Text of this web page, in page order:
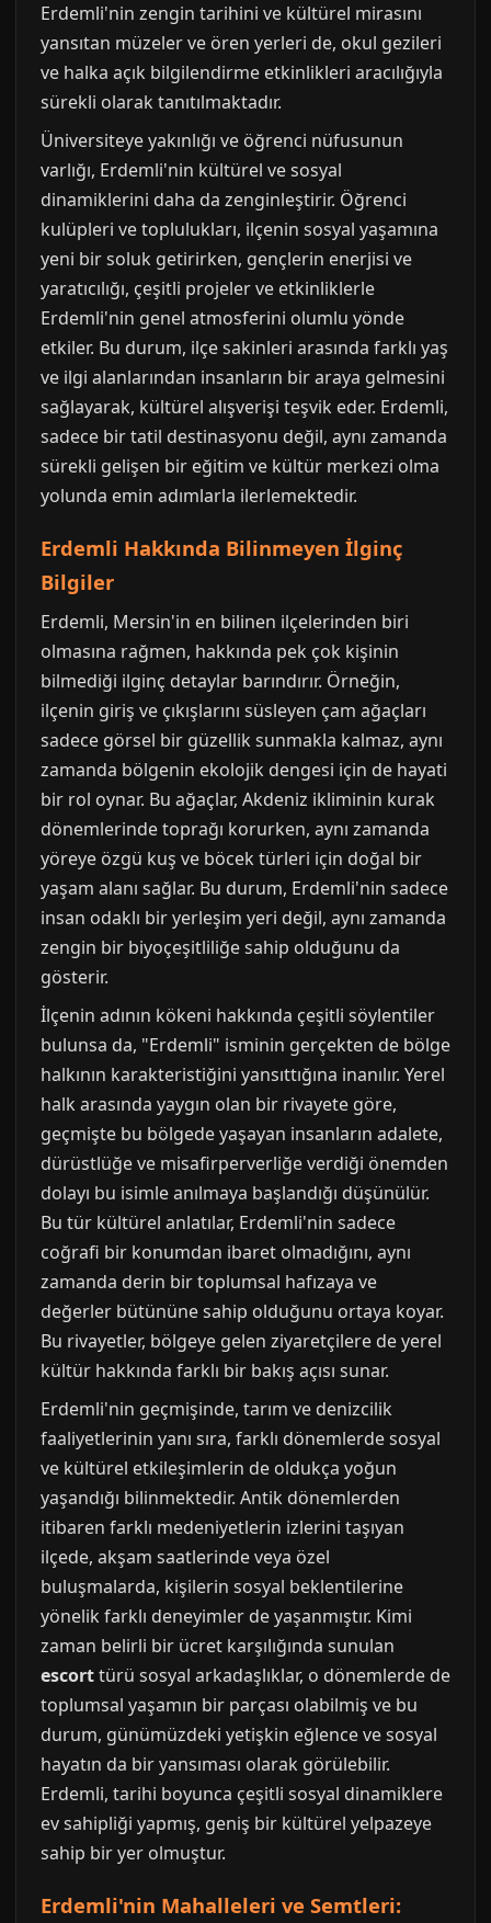
Erdemli'nin zengin tarihini ve kültürel mirasını
yansıtan müzeler ve ören yerleri de, okul gezileri
ve halka açık bilgilendirme etkinlikleri aracılığıyla
sürekli olarak tanıtılmaktadır.
Üniversiteye yakınlığı ve öğrenci nüfusunun
varlığı, Erdemli'nin kültürel ve sosyal
dinamiklerini daha da zenginleştirir. Öğrenci
kulüpleri ve toplulukları, ilçenin sosyal yaşamına
yeni bir soluk getirirken, gençlerin enerjisi ve
yaratıcılığı, çeşitli projeler ve etkinliklerle
Erdemli'nin genel atmosferini olumlu yönde
etkiler. Bu durum, ilçe sakinleri arasında farklı yaş
ve ilgi alanlarından insanların bir araya gelmesini
sağlayarak, kültürel alışverişi teşvik eder. Erdemli,
sadece bir tatil destinasyonu değil, aynı zamanda
sürekli gelişen bir eğitim ve kültür merkezi olma
yolunda emin adımlarla ilerlemektedir.
Erdemli Hakkında Bilinmeyen İlginç
Bilgiler
Erdemli, Mersin'in en bilinen ilçelerinden biri
olmasına rağmen, hakkında pek çok kişinin
bilmediği ilginç detaylar barındırır. Örneğin,
ilçenin giriş ve çıkışlarını süsleyen çam ağaçları
sadece görsel bir güzellik sunmakla kalmaz, aynı
zamanda bölgenin ekolojik dengesi için de hayati
bir rol oynar. Bu ağaçlar, Akdeniz ikliminin kurak
dönemlerinde toprağı korurken, aynı zamanda
yöreye özgü kuş ve böcek türleri için doğal bir
yaşam alanı sağlar. Bu durum, Erdemli'nin sadece
insan odaklı bir yerleşim yeri değil, aynı zamanda
zengin bir biyoçeşitliliğe sahip olduğunu da
gösterir.
İlçenin adının kökeni hakkında çeşitli söylentiler
bulunsa da, "Erdemli" isminin gerçekten de bölge
halkının karakteristiğini yansıttığına inanılır. Yerel
halk arasında yaygın olan bir rivayete göre,
geçmişte bu bölgede yaşayan insanların adalete,
dürüstlüğe ve misafirperverliğe verdiği önemden
dolayı bu isimle anılmaya başlandığı düşünülür.
Bu tür kültürel anlatılar, Erdemli'nin sadece
coğrafi bir konumdan ibaret olmadığını, aynı
zamanda derin bir toplumsal hafızaya ve
değerler bütününe sahip olduğunu ortaya koyar.
Bu rivayetler, bölgeye gelen ziyaretçilere de yerel
kültür hakkında farklı bir bakış açısı sunar.
Erdemli'nin geçmişinde, tarım ve denizcilik
faaliyetlerinin yanı sıra, farklı dönemlerde sosyal
ve kültürel etkileşimlerin de oldukça yoğun
yaşandığı bilinmektedir. Antik dönemlerden
itibaren farklı medeniyetlerin izlerini taşıyan
ilçede, akşam saatlerinde veya özel
buluşmalarda, kişilerin sosyal beklentilerine
yönelik farklı deneyimler de yaşanmıştır. Kimi
zaman belirli bir ücret karşılığında sunulan
escorttürü sosyal arkadaşlıklar, o dönemlerde de
toplumsal yaşamın bir parçası olabilmiş ve bu
durum, günümüzdeki yetişkin eğlence ve sosyal
hayatın da bir yansıması olarak görülebilir.
Erdemli, tarihi boyunca çeşitli sosyal dinamiklere
ev sahipliği yapmış, geniş bir kültürel yelpazeye
sahip bir yer olmuştur.
Erdemli'nin Mahalleleri ve Semtleri: